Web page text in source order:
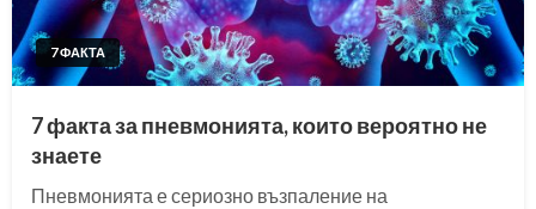
7 ФАКТА
7 факта за пневмонията, които вероятно не
знаете
Пневмонията е сериозно възпаление на